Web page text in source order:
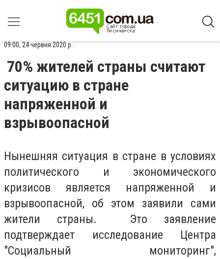
09:00, 24 червня 2020 р.
70% жителей страны считают
ситуацию в стране
напряженной и
взрывоопасной
Нынешняя ситуация в стране в условиях
политического и экономического
кризисов является напряженной и
взрывоопасной, об этом заявили сами
жители страны. Это заявление
подтверждает исследование Центра
"Социальный мониторинг",